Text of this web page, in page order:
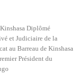
Diplômé
et Judiciaire de la
au Barreau de Kinshasa
Président du